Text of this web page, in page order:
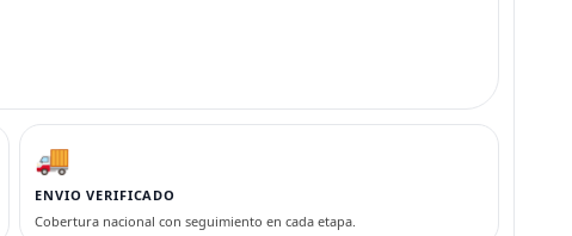
🚚
ENVIO VERIFICADO
Cobertura nacional con seguimiento en cada etapa.